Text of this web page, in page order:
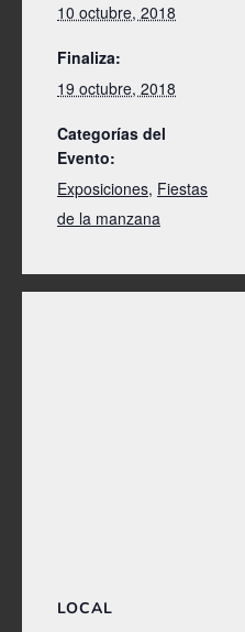
10 octubre, 2018
Finaliza:
19 octubre, 2018
Categorías del
Evento:
Exposiciones, Fiestas
de la manzana
LOCAL